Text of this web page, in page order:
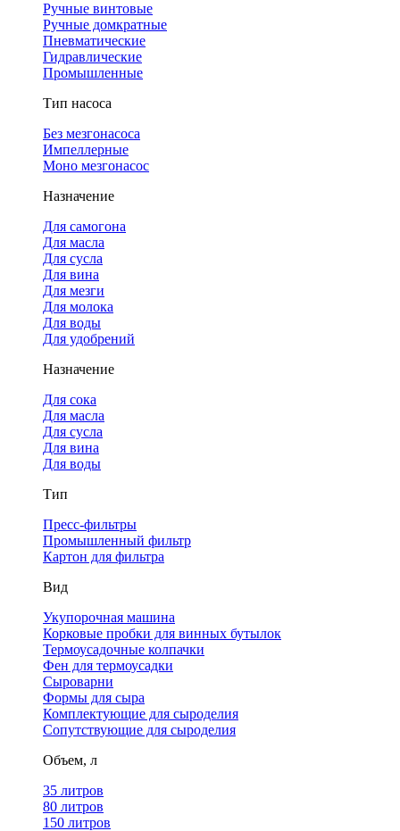
Ручные винтовые
Ручные домкратные
Пневматические
Гидравлические
Промышленные
Тип насоса
Без мезгонасоса
Импеллерные
Моно мезгонасос
Назначение
Для самогона
Для масла
Для сусла
Для вина
Для мезги
Для молока
Для воды
Для удобрений
Назначение
Для сока
Для масла
Для сусла
Для вина
Для воды
Тип
Пресс-фильтры
Промышленный фильтр
Картон для фильтра
Вид
Укупорочная машина
Корковые пробки для винных бутылок
Термоусадочные колпачки
Фен для термоусадки
Сыроварни
Формы для сыра
Комплектующие для сыроделия
Сопутствующие для сыроделия
Объем, л
35 литров
80 литров
150 литров